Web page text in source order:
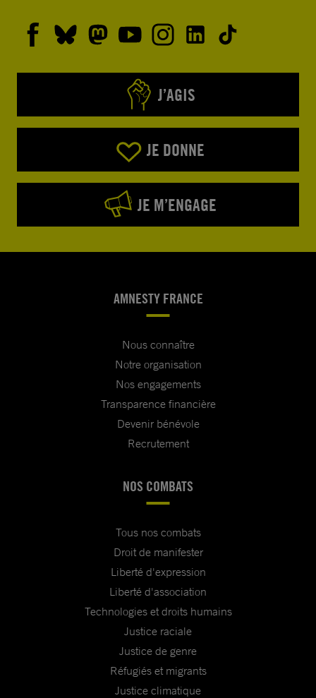
J’AGIS
JE DONNE
JE M’ENGAGE
AMNESTY FRANCE
Nous connaître
Notre organisation
Nos engagements
Transparence financière
Devenir bénévole
Recrutement
NOS COMBATS
Tous nos combats
Droit de manifester
Liberté d'expression
Liberté d'association
Technologies et droits humains
Justice raciale
Justice de genre
Réfugiés et migrants
Justice climatique